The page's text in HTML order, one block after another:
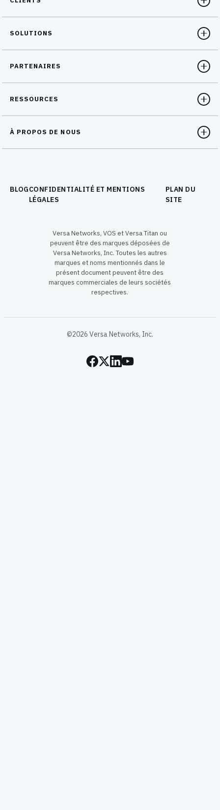
SOLUTIONS
PARTENAIRES
RESSOURCES
À PROPOS DE NOUS
BLOGCONFIDENTIALITÉ ET MENTIONS
LÉGALES
PLAN DU
SITE
Versa Networks, VOS et Versa Titan ou
peuvent être des marques déposées de
Versa Networks, Inc. Toutes les autres
marques et noms mentionnés dans le
présent document peuvent être des
marques commerciales de leurs sociétés
respectives.
©2026 Versa Networks, Inc.